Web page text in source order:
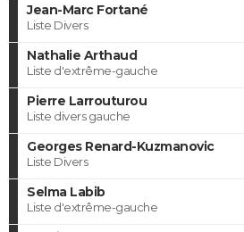
Jean-Marc Fortané
Liste Divers
Nathalie Arthaud
Liste d'extrême-gauche
Pierre Larrouturou
Liste divers gauche
Georges Renard-Kuzmanovic
Liste Divers
Selma Labib
Liste d'extrême-gauche